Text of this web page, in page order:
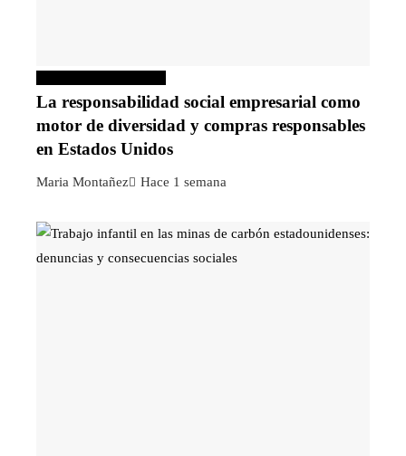
La responsabilidad social empresarial como
motor de diversidad y compras responsables
en Estados Unidos
Maria Montañez Hace 1 semana